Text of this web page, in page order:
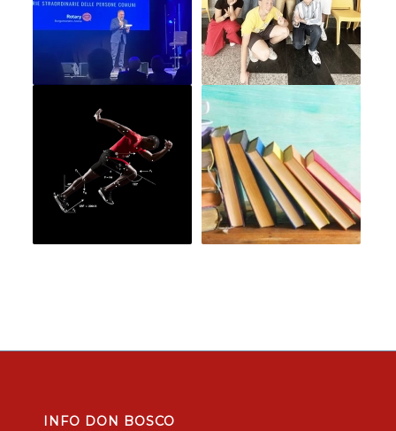
INFO DON BOSCO